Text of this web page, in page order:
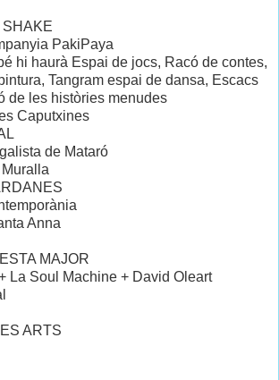
PakiPaya
hi haurà Espai de jocs, Racó de contes,
Tangram espai de dansa, Escacs
de les històries menudes
Caputxines
de Mataró
Anna
MAJOR
La Soul Machine + David Oleart
ARTS